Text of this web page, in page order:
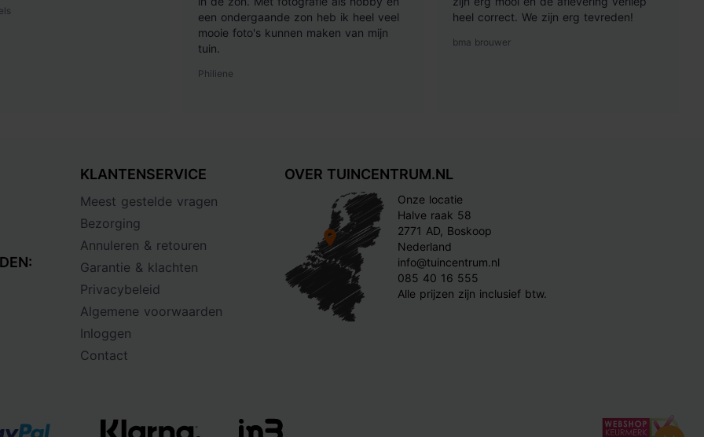
een ondergaande zon heb ik heel veel
mooie foto's kunnen maken van mijn
tuin.
Philiene
heel correct. We zijn erg tevreden!
bma brouwer
KLANTENSERVICE
Meest gestelde vragen
Bezorging
Annuleren & retouren
Garantie & klachten
Privacybeleid
Algemene voorwaarden
Inloggen
Contact
OVER TUINCENTRUM.NL
Onze locatie
Halve raak 58
2771 AD, Boskoop
Nederland
info@tuincentrum.nl
085 40 16 555
Alle prijzen zijn inclusief btw.